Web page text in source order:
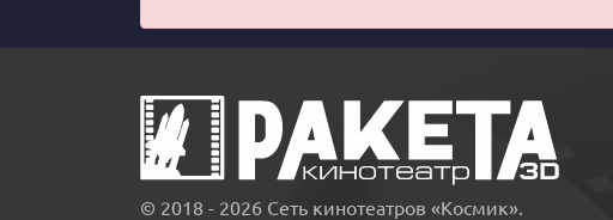
© 2018 - 2026 Сеть кинотеатров «Космик».